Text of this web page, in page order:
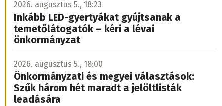
2026. augusztus 5., 18:23
Inkább LED-gyertyákat gyújtsanak a
temetőlátogatók – kéri a lévai
önkormányzat
2026. augusztus 5., 18:00
Önkormányzati és megyei választások:
Szűk három hét maradt a jelöltlisták
leadására